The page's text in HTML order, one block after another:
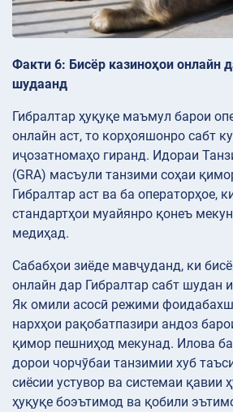
Факти 6: Бисёр казиноҳои онлайн
шудаанд
Гибралтар ҳуқуқе маъмул барои
онлайн аст, то корҳояшонро сабт
иҷозатномаҳо гиранд. Идораи
(GRA) масъули танзими соҳаи
Гибралтар аст ва ба операторҳое,
стандартҳои муайянро қонеъ
медиҳад.
Сабабҳои зиёде мавҷуданд, ки
онлайн дар Гибралтар сабт шудан
Як омили асосӣ режими
нархҳои рақобатпазири андоз
қимор пешниҳод мекунад. Илова
дорои чорчӯбаи танзимии хуб
сиёсии устувор ва системаи қавии
ҳуқуқе боэътимод ва қобили